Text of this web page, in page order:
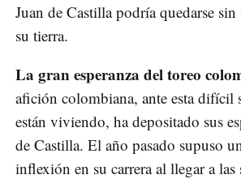
Juan de Castilla podría quedarse sin
su tierra.
La gran esperanza del toreo
afición colombiana, ante esta difícil
están viviendo, ha depositado sus
de Castilla. El año pasado supuso
inflexión en su carrera al llegar a las